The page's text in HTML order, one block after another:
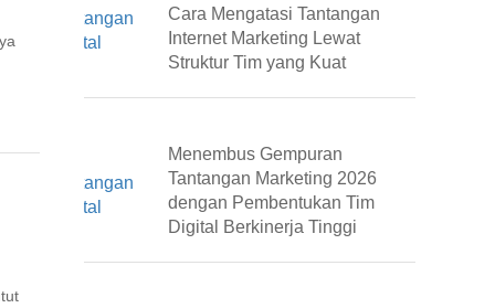
Cara Mengatasi Tantangan
Internet Marketing Lewat
Struktur Tim yang Kuat
Menembus Gempuran
Tantangan Marketing 2026
dengan Pembentukan Tim
Digital Berkinerja Tinggi